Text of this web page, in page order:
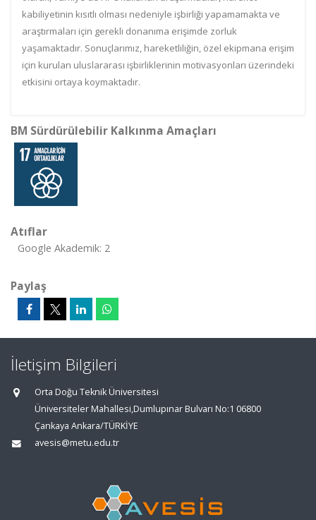
kabiliyetinin kısıtlı olması nedeniyle işbirliği yapamamakta ve
araştırmaları için gerekli donanıma erişimde zorluk
yaşamaktadır. Sonuçlarımız, hareketliliğin, özel ekipmana erişim
için kurulan uluslararası işbirliklerinin motivasyonları üzerindeki
etkisini ortaya koymaktadır.
BM Sürdürülebilir Kalkınma Amaçları
Atıflar
Google Akademik: 2
Paylaş
İletişim Bilgileri
Orta Doğu Teknik Üniversitesi
Üniversiteler Mahallesi,Dumlupınar Bulvarı No:1 06800
Çankaya Ankara/TÜRKİYE
avesis@metu.edu.tr